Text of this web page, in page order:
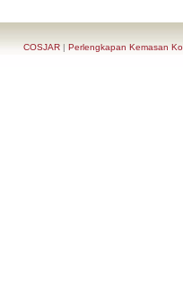
COSJAR| Perlengkapan Kemasan